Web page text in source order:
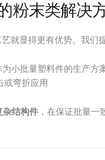
粉末类解决
就显得更有优势。我们
小批量塑料件的生产方
或弯折应用
杂结构件 ，在保证批量